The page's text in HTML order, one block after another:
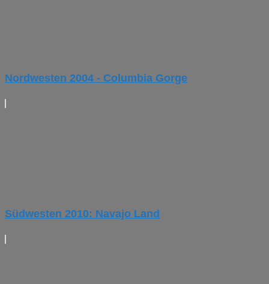
Nordwesten 2004 - Columbia Gorge
Südwesten 2010: Navajo Land